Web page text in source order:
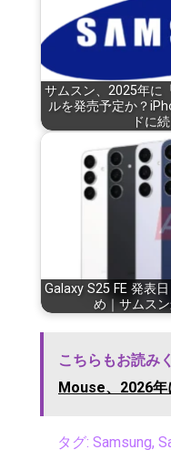
サムスン、2025年に
ルを発売予定か？
ドに
Galaxy S25 FE 発表
め｜サムス
こちらもお読み
Mouse、2026
タグ: Samsung,